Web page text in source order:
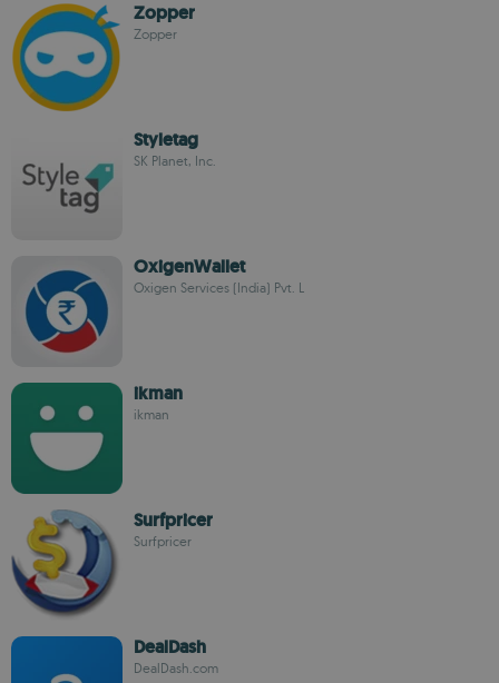
Zopper
Zopper
Styletag
SK Planet, Inc.
OxigenWallet
Oxigen Services (India) Pvt. L
ikman
ikman
Surfpricer
Surfpricer
DealDash
DealDash.com